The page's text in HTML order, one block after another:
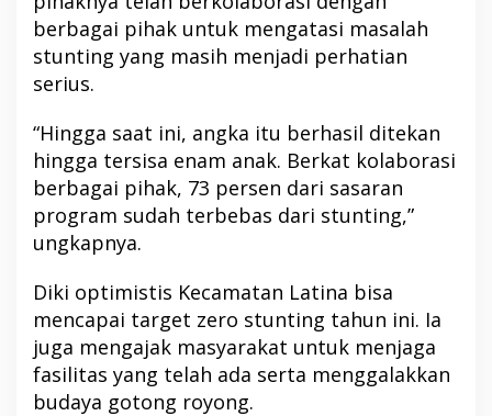
berbagai pihak untuk mengatasi masalah
stunting yang masih menjadi perhatian
serius.
“Hingga saat ini, angka itu berhasil ditekan
hingga tersisa enam anak. Berkat kolaborasi
berbagai pihak, 73 persen dari sasaran
program sudah terbebas dari stunting,”
ungkapnya.
Diki optimistis Kecamatan Latina bisa
mencapai target zero stunting tahun ini. Ia
juga mengajak masyarakat untuk menjaga
fasilitas yang telah ada serta menggalakkan
budaya gotong royong.